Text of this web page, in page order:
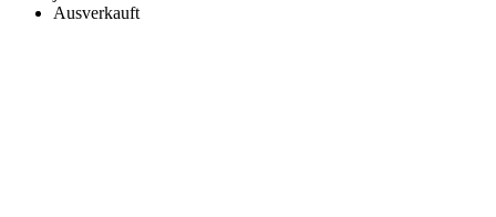
Ausverkauft